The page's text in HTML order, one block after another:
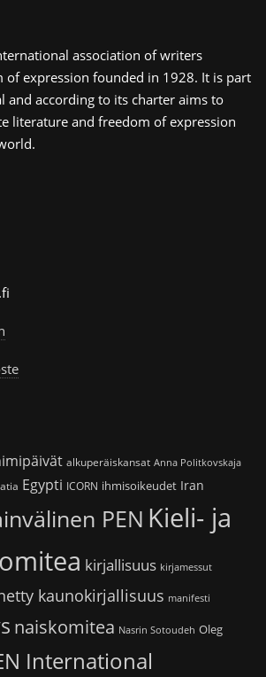
association of writers
expression founded in 1928. It is part
and according to its charter aims to
literature and freedom of expression
alkuperäiskansat Anna Politkovskaja
Egypti ICORN ihmisoikeudet Iran
PEN Kieli- ja
kirjallisuus kirjamessut
kaunokirjallisuus manifesti
naiskomitea Nasrin Sotoudeh Oleg
International